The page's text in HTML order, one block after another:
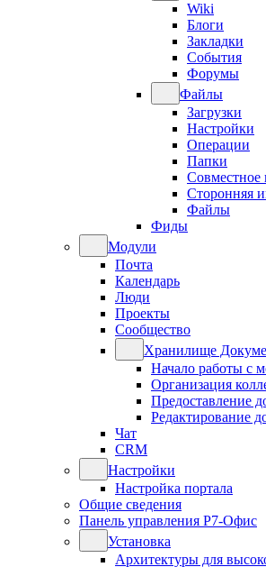
Wiki
Блоги
Закладки
События
Форумы
Файлы
Загрузки
Настройки
Операции
Папки
Совместное
Сторонняя
Файлы
Фиды
Модули
Почта
Календарь
Люди
Проекты
Сообщество
Хранилище
Начало работы с
Организация
Предоставление
Редактирование
Чат
CRM
Настройки
Настройка портала
Общие сведения
Панель управления Р7-Офис
Установка
Архитектуры для